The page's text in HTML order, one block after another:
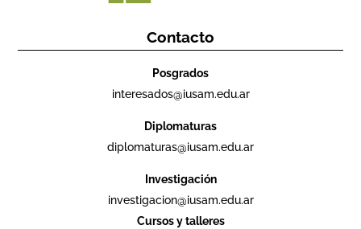
Contacto
Posgrados
interesados@iusam.edu.ar
Diplomaturas
diplomaturas@iusam.edu.ar
Investigación
investigacion@iusam.edu.ar
Cursos y talleres